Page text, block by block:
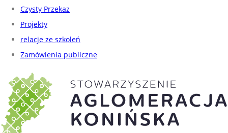
Czysty Przekaz
Projekty
relacje ze szkoleń
Zamówienia publiczne